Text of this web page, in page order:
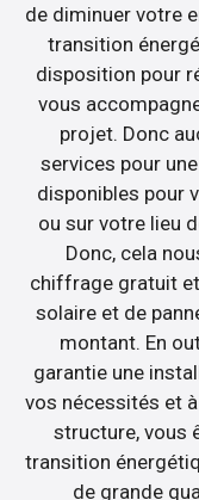
de diminuer votre
transition
disposition pour
vous
projet. Donc
services pour
disponibles pour
ou sur votre lieu
Donc, cela
chiffrage gratuit et
solaire et de
montant. En
garantie une
vos nécessités et
structure, vous
transition
de grande